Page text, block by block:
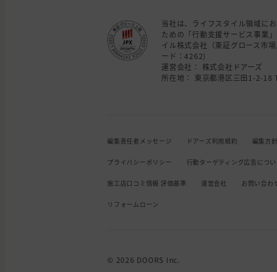
当社は、ライフスタイル領域に
ための「行動支援サービス事業
イル株式会社（東証グロース市
ード：4262)
運営会社： 株式会社ドアーズ
所在地： 東京都港区三田1-2-18
編集責任者メッセージ ドアーズ利用規約 編集方針
プライバシーポリシー 行動ターゲティング広告につい
施工店口コミ情報 評価基準 運営会社 お問い合わ
リフォームローン
© 2026 DOORS Inc.